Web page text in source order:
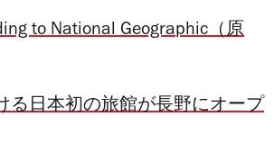
to National Geographic（原
る日本初の旅館が長野にオープ